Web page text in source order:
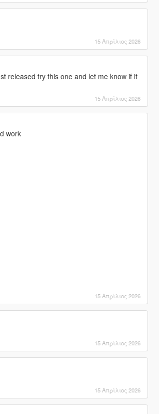
15 Απρίλιος 2026
released try this one and let me know if it
15 Απρίλιος 2026
work
15 Απρίλιος 2026
15 Απρίλιος 2026
15 Απρίλιος 2026